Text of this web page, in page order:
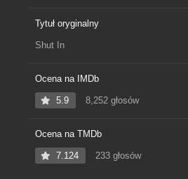
Tytuł oryginalny
Shut In
Ocena na IMDb
5.9 8,252 głosów
Ocena na TMDb
7.124 233 głosów